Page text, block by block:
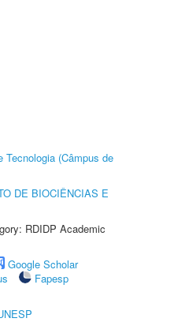
Tecnologia (Câmpus de
DE BIOCIÊNCIAS E
RDIDP Academic
Google Scholar
Fapesp